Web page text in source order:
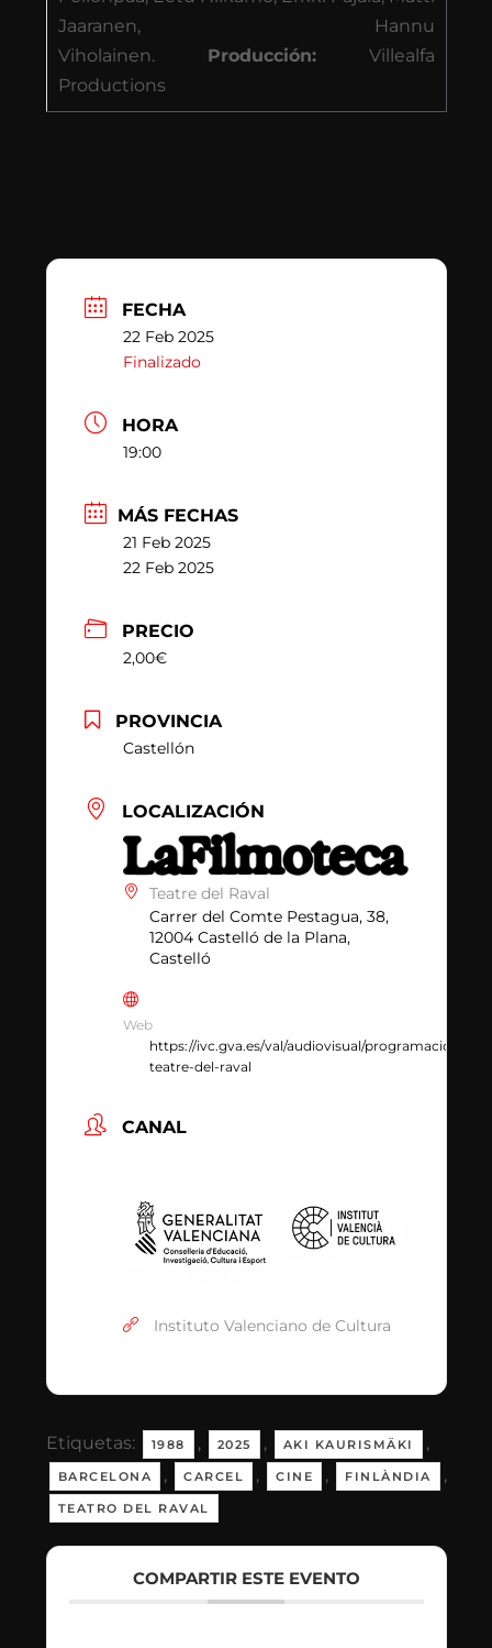
Jaaranen, Hannu
Viholainen. Producción:Villealfa
Productions
FECHA
22 Feb 2025
Finalizado
HORA
19:00
MÁS FECHAS
21 Feb 2025
22 Feb 2025
PRECIO
2,00€
PROVINCIA
Castellón
LOCALIZACIÓN
Teatre del Raval
Carrer del Comte Pestagua, 38,
12004 Castelló de la Plana,
Castelló
Web
https://ivc.gva.es/val/audiovisual/programacio/
teatre-del-raval
CANAL
Instituto Valenciano de Cultura
Etiquetas: 1988 , 2025 , AKI KAURISMÄKI ,
BARCELONA , CARCEL , CINE , FINLÀNDIA ,
TEATRO DEL RAVAL
COMPARTIR ESTE EVENTO